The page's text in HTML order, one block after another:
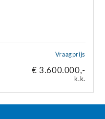
Vraagprijs
€ 3.600.000,-
k.k.